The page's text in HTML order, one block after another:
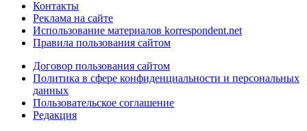
Контакты
Реклама на сайте
Использование материалов korrespondent.net
Правила пользования сайтом
Договор пользования сайтом
Политика в сфере конфиденциальности и персональных
данных
Пользовательское соглашение
Редакция